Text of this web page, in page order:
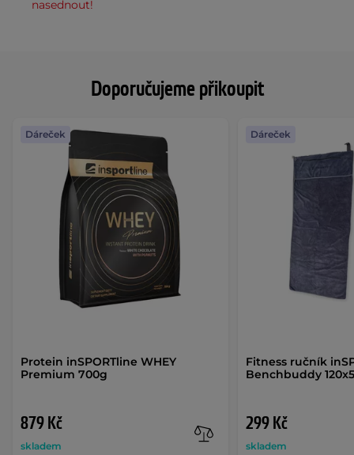
Doporučujeme přikoupit
Protein inSPORTline WHEY
Premium 700g
879 Kč
skladem
Dáreček
Fitness ručník
Benchbuddy
299 Kč
skladem
Dáreček
nasednout!